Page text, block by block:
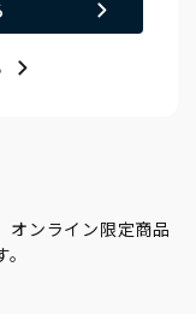
オンライン限定商品